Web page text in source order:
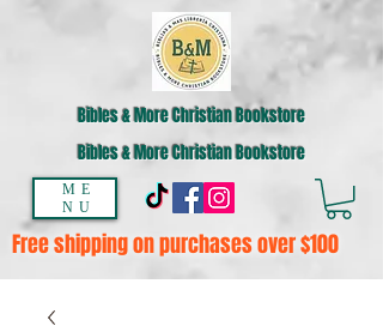
ME
NU
Bibles & More Christian Bookstore
Bibles & More Christian Bookstore
Free shipping on purchases over $100